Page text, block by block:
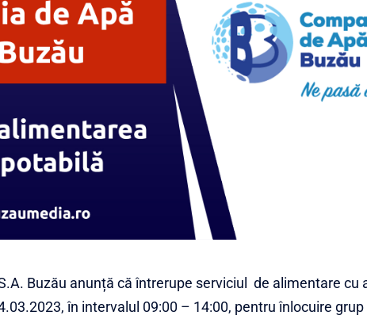
Buzău anunță că întrerupe serviciul de alimentare cu
în intervalul 09:00 – 14:00, pentru înlocuire